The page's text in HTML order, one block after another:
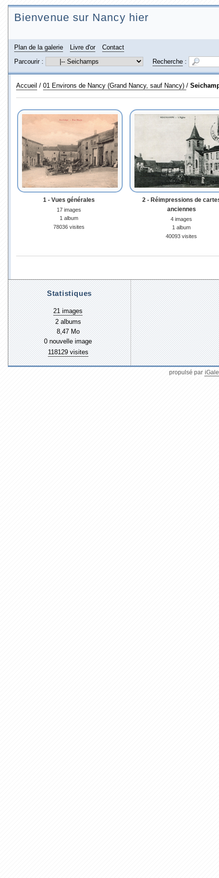
Bienvenue sur Nancy hier
Plan de la galerie Livre d'or
Contact
Parcourir :
Recherche :
Accueil / 01 Environs de Nancy (Grand Nancy, sauf Nancy) /
1 - Vues générales
17 images
1 album
78036 visites
2 - Réimpressions de
anciennes
4 images
1 album
40093 visites
Statistiques
21 images
2 albums
8,47 Mo
0 nouvelle image
118129 visites
propulsé par